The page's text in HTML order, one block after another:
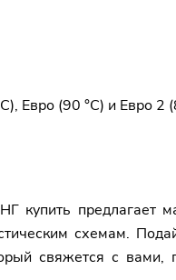
Евро (90 °C) и Евро 2
купить
схемам.
свяжется с